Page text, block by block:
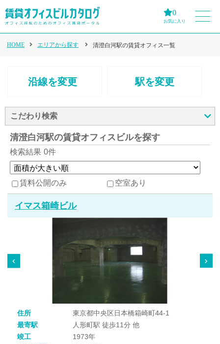
0
お気に入り
HOME エリアから探す 清澄白河駅の賃貸オフィス一覧
沿線を変更 駅を変更
こだわり検索
清澄白河駅の賃貸オフィスビルを探す
検索結果 0件
賃料公開のみ 空室あり
イマス箱崎ビル
住所
東京都中央区日本橋箱崎町44-1
最寄駅
人形町駅 徒歩11分 他
竣工
1973年